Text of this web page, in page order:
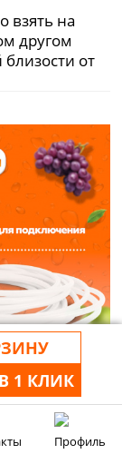
1 КЛИК
взять на
другом
от
Профиль